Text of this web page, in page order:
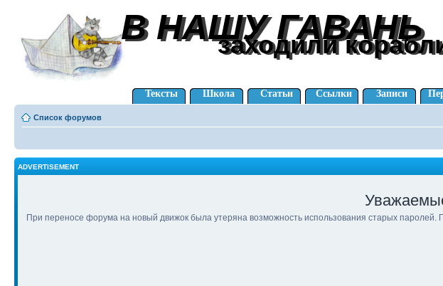
В НАШУ ГАВАНЬ
В НАШУ ГАВАНЬ
заходили
заходили
Тексты Школа Статьи Ссылки Записи
Список форумов
ADVERTISEMENT
При переносе форума на новый движок была утеряна возможность использования старых паролей.